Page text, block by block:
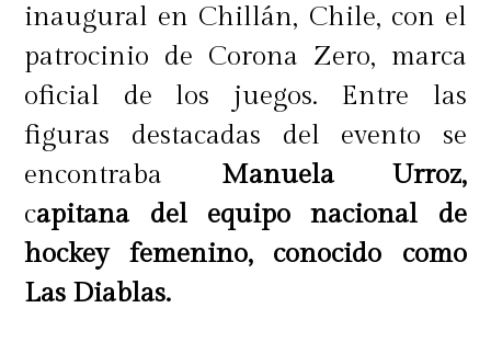
inaugural en Chillán, Chile, con el
patrocinio de Corona Zero, marca
oficial de los juegos. Entre las
figuras destacadas del evento se
encontraba Manuela Urroz,
capitana del equipo nacional de
hockey femenino, conocido como
Las Diablas.